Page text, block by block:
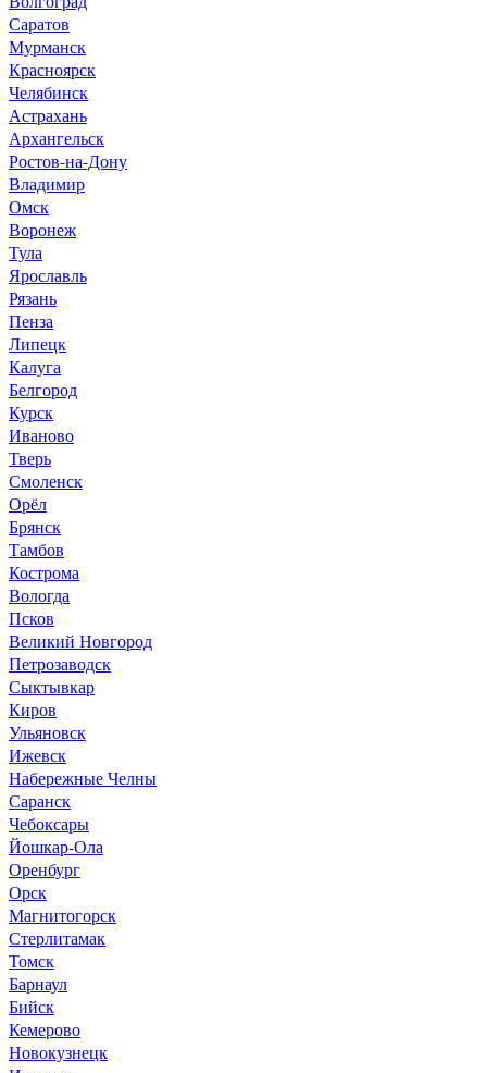
Саратов
Мурманск
Красноярск
Челябинск
Астрахань
Архангельск
Ростов-на-Дону
Владимир
Омск
Воронеж
Тула
Ярославль
Рязань
Пенза
Липецк
Калуга
Белгород
Курск
Иваново
Тверь
Смоленск
Орёл
Брянск
Тамбов
Кострома
Вологда
Псков
Великий Новгород
Петрозаводск
Сыктывкар
Киров
Ульяновск
Ижевск
Набережные Челны
Саранск
Чебоксары
Йошкар-Ола
Оренбург
Орск
Магнитогорск
Стерлитамак
Томск
Барнаул
Бийск
Кемерово
Новокузнецк